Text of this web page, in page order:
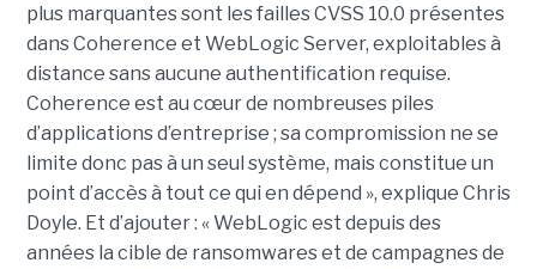
plus marquantes sont les failles CVSS 10.0 présentes
dans Coherence et WebLogic Server, exploitables à
distance sans aucune authentification requise.
Coherence est au cœur de nombreuses piles
d’applications d’entreprise ; sa compromission ne se
limite donc pas à un seul système, mais constitue un
point d’accès à tout ce qui en dépend », explique Chris
Doyle. Et d’ajouter : « WebLogic est depuis des
années la cible de ransomwares et de campagnes de